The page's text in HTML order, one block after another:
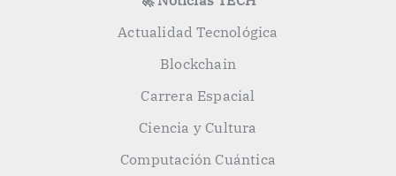
Actualidad Tecnológica
Blockchain
Carrera Espacial
Ciencia y Cultura
Computación Cuántica